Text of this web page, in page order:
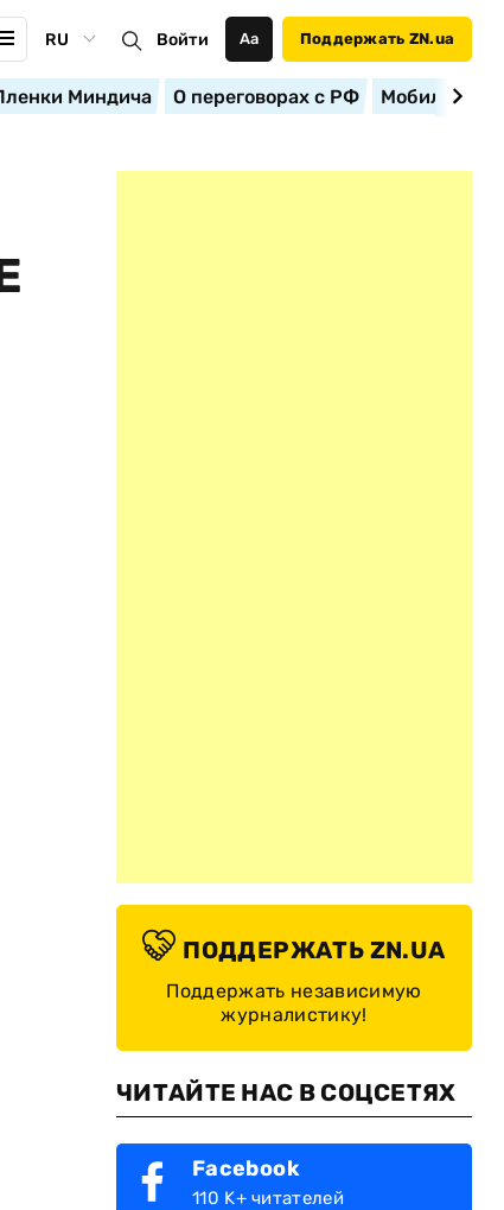
RU Войти Аа Поддержать ZN.ua
Миндича О переговорах с РФ
ПОДДЕРЖАТЬ ZN.UA
Поддержать независимую
журналистику!
ЧИТАЙТЕ НАС В СОЦСЕТЯХ
Facebook
110 K+ читателей